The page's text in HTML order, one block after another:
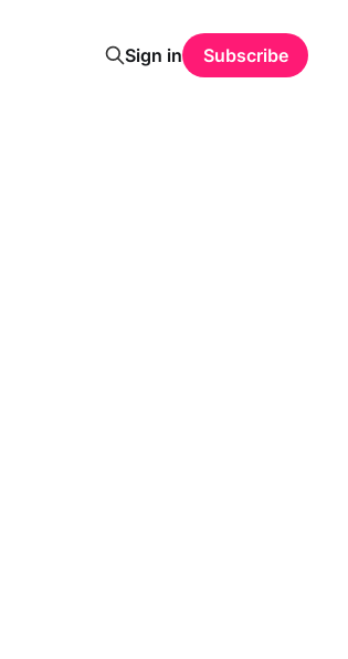
Sign in Subscribe